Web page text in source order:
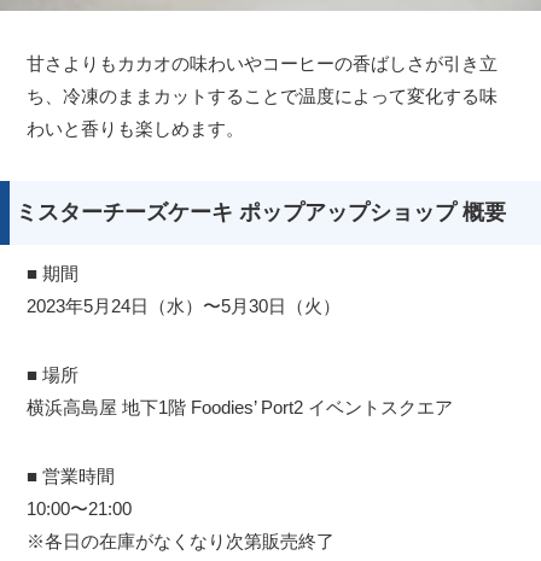
甘さよりもカカオの味わいやコーヒーの香ばしさが引き立
ち、冷凍のままカットすることで温度によって変化する味
わいと香りも楽しめます。
ミスターチーズケーキ ポップアップショップ 概要
■ 期間
2023年5月24日（水）〜5月30日（火）
■ 場所
横浜高島屋 地下1階 Foodies’ Port2 イベントスクエア
■ 営業時間
10:00〜21:00
※各日の在庫がなくなり次第販売終了